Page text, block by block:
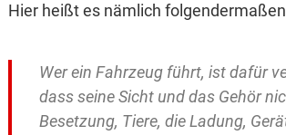
Hier heißt es nämlich
Wer ein Fahrzeug führt, ist dafür
dass seine Sicht und das Gehör
Besetzung, Tiere, die Ladung,